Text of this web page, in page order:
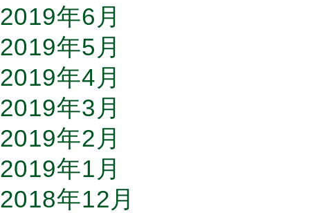
2019年6月
2019年5月
2019年4月
2019年3月
2019年2月
2019年1月
2018年12月